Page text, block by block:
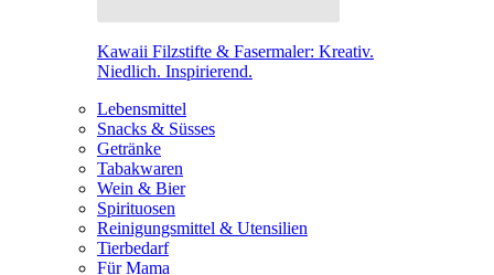
Kawaii Filzstifte & Fasermaler: Kreativ.
Niedlich. Inspirierend.
Lebensmittel
Snacks & Süsses
Getränke
Tabakwaren
Wein & Bier
Spirituosen
Reinigungsmittel & Utensilien
Tierbedarf
Für Mama